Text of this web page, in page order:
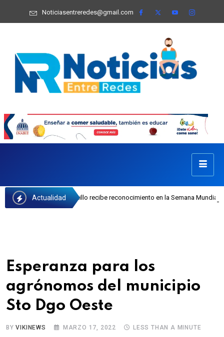
Noticiasentreredes@gmail.com
Actualidad
Castillo recibe reconocimiento en la Semana Mundial de la Lactancia
Esperanza para los
agrónomos del municipio
Sto Dgo Oeste
BYVIKINEWS MARZO 17, 2022
LESS THAN A MINUTE